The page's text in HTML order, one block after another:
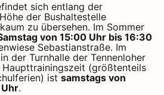
sich entlang der
der Bushaltestelle
zu übersehen. Im Sommer
von 15:00 Uhr bis 16:30
Sebastianstraße. Im
der Turnhalle der Tennenloher
Haupttrainingszeit (größtenteils
ist samstags von
.